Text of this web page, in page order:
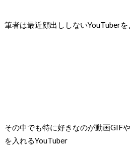
筆者は最近顔出ししないYouTuberを
その中でも特に好きなのが動画GIF
を入れるYouTuber